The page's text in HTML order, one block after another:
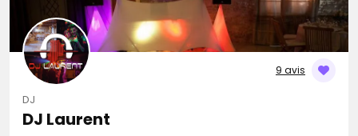
9 avis
DJ
DJ Laurent